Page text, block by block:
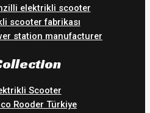
elektrikli scooter
scooter fabrikası
station manufacturer
Scooter
Rooder Türkiye